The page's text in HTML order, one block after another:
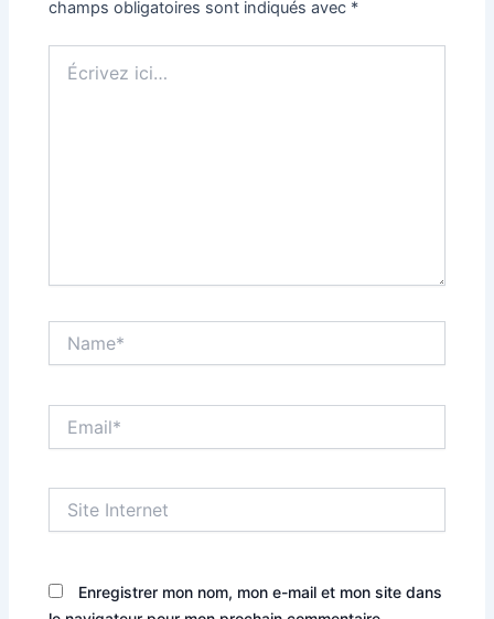
champs obligatoires sont indiqués avec *
ici…
Internet
Enregistrer mon nom, mon e-mail et mon site dans